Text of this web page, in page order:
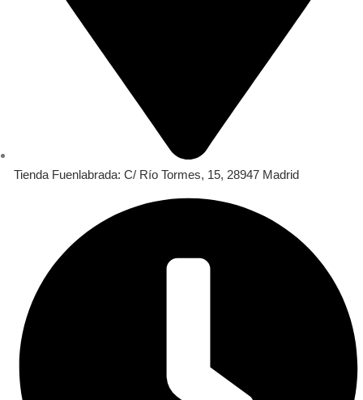
Tienda Fuenlabrada: C/ Río Tormes, 15, 28947 Madrid